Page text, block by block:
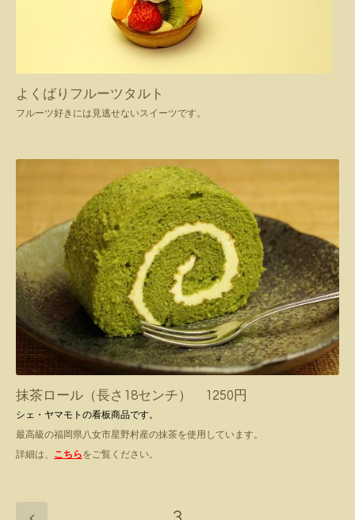
よくばりフルーツタルト
フルーツ好きには見逃せないスイーツです。
抹茶ロール（長さ18センチ） 1250円
シェ・ヤマモトの看板商品です。
最高級の福岡県八女市星野村産の抹茶を使用しています。
詳細は、 こちらをご覧ください。